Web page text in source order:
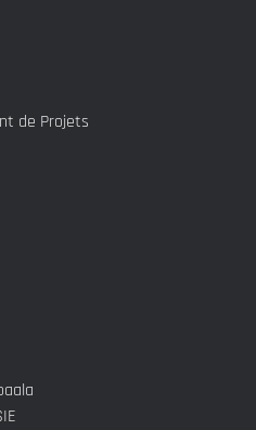
de Projets